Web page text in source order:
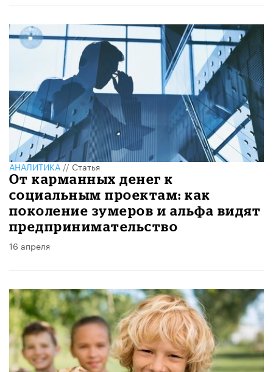
АНАЛИТИКА//Статья
От карманных денег к
социальным проектам: как
поколение зумеров и альфа видят
предпринимательство
16 апреля